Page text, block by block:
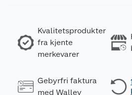
Kvalitetsprodukter
fra kjente
merkevarer
Gebyrfri faktura
med Walley